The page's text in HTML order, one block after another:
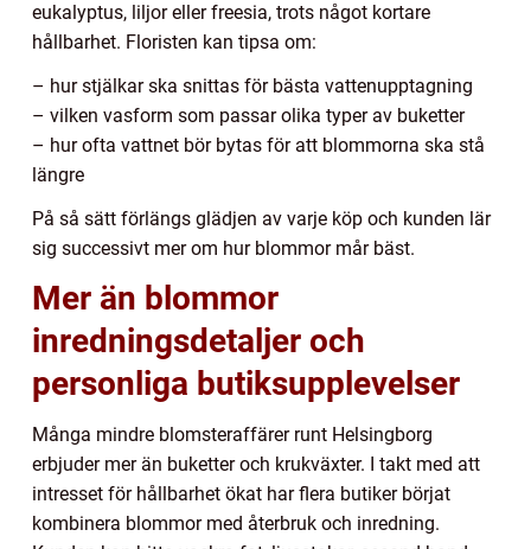
eukalyptus, liljor eller freesia, trots något kortare
hållbarhet. Floristen kan tipsa om:
– hur stjälkar ska snittas för bästa vattenupptagning
– vilken vasform som passar olika typer av buketter
– hur ofta vattnet bör bytas för att blommorna ska stå
längre
På så sätt förlängs glädjen av varje köp och kunden lär
sig successivt mer om hur blommor mår bäst.
Mer än blommor
inredningsdetaljer och
personliga butiksupplevelser
Många mindre blomsteraffärer runt Helsingborg
erbjuder mer än buketter och krukväxter. I takt med att
intresset för hållbarhet ökat har flera butiker börjat
kombinera blommor med återbruk och inredning.